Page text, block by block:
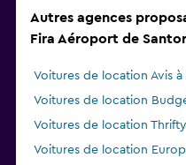
Autres agences
Fira Aéroport de
Voitures de location Avis à
Voitures de location
Voitures de location Thrifty
Voitures de location